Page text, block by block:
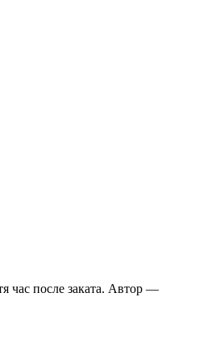
час после заката. Автор —